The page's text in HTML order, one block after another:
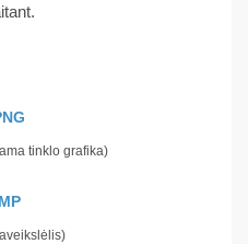
tinklo grafika)